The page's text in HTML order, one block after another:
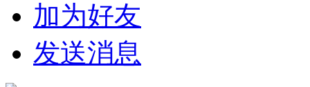
加为好友
发送消息